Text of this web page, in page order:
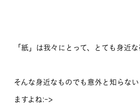
「紙」は我々にとって、とても身近な
そんな身近なものでも意外と知らな
ますよね:->